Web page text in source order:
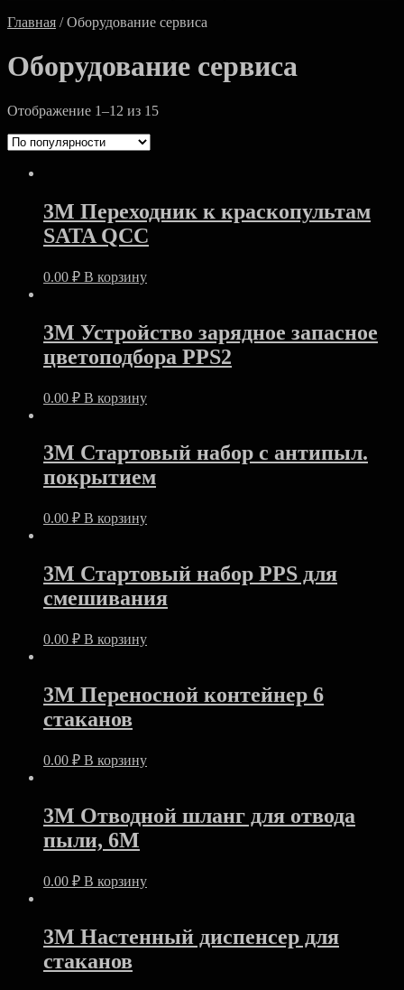
Главная / Оборудование сервиса
Оборудование сервиса
Отображение 1–12 из 15
3M Переходник к краскопультам
SATA QCC
0.00 ₽ В корзину
3M Устройство зарядное запасное
цветоподбора PPS2
0.00 ₽ В корзину
3M Стартовый набор с антипыл.
покрытием
0.00 ₽ В корзину
3M Стартовый набор PPS для
смешивания
0.00 ₽ В корзину
3M Переносной контейнер 6
стаканов
0.00 ₽ В корзину
3M Отводной шланг для отвода
пыли, 6M
0.00 ₽ В корзину
3M Настенный диспенсер для
стаканов